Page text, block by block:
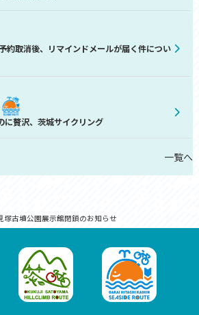
約取消後、リマインドメールが届く件につい
に贅沢、茨城サイクリング
一覧へ
塚古墳公園展示館閉鎖のお知らせ